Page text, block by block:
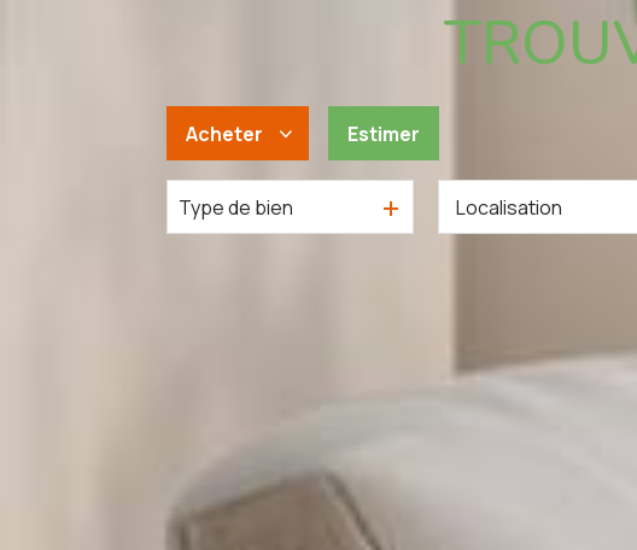
Acheter
De l'ancien
Estimer
Type de bien